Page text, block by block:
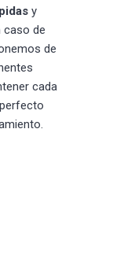
y
caso de
de
cada